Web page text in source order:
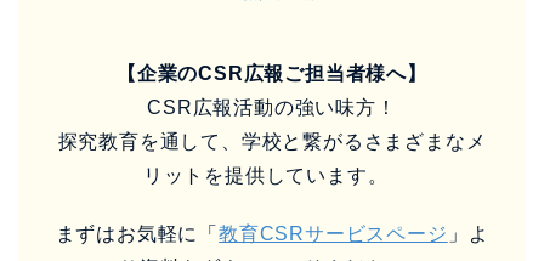
り資料をダウンロードください。
無料相談も可能です。些細なご相談やご質
問、お見積りなど、お気軽にご相談ください。